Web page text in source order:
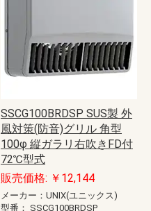
SSCG100BRDSP SUS製 外
風対策(防音)グリル 角型
100φ 縦ガラリ右吹きFD付
72℃型式
販売価格: ￥12,144
メーカー：UNIX(ユニックス)
型番： SSCG100BRDSP